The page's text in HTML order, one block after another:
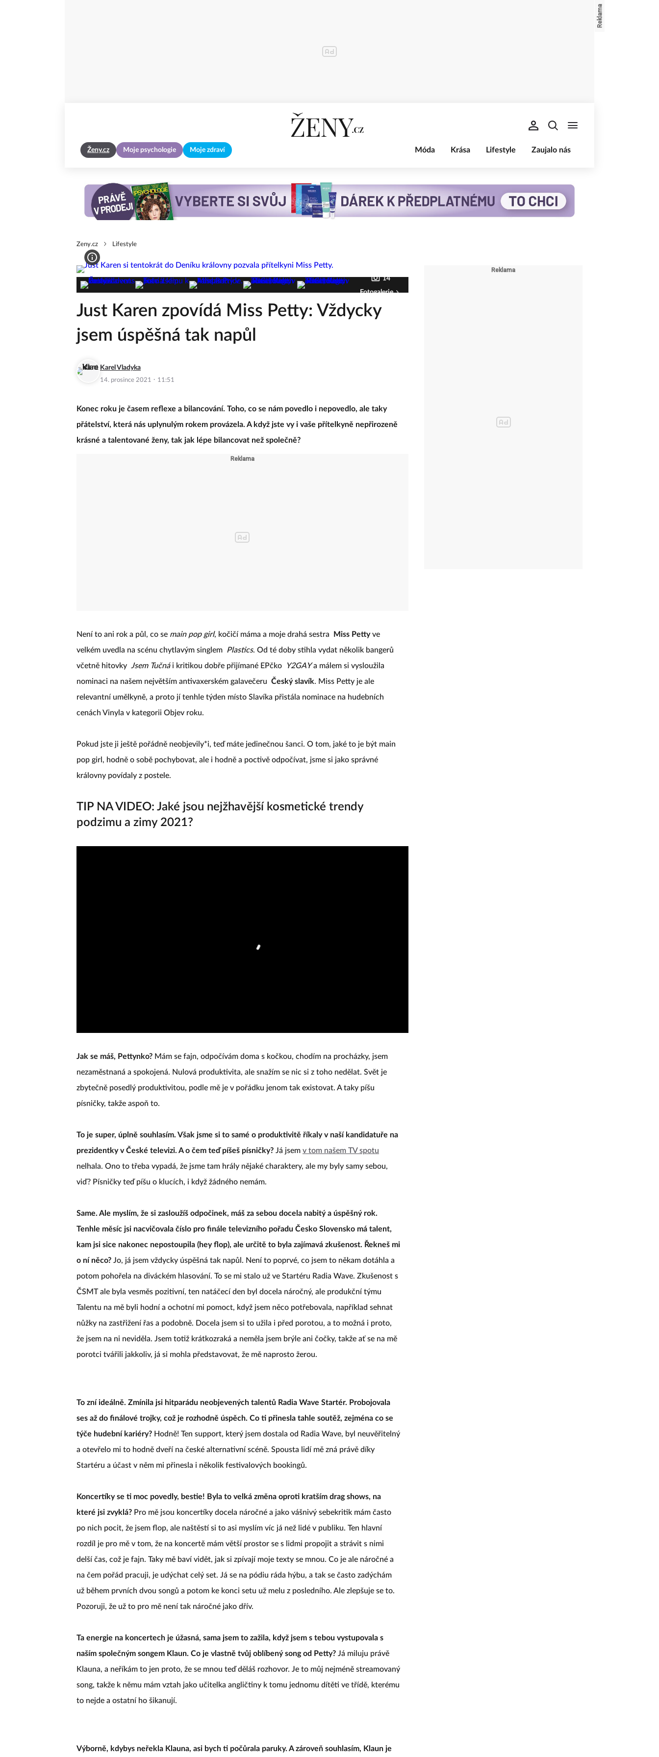
Ženy.cz Moje psychologie Moje zdraví Móda Krása Lifestyle Zaujalo nás
Zeny.cz Lifestyle
14
Fotogalerie
Just Karen zpovídá Miss Petty: Vždycky
jsem úspěšná tak napůl
Karel Vladyka
14. prosince 2021 · 11:51
Konec roku je časem reflexe a bilancování. Toho, co se nám povedlo i nepovedlo, ale taky
přátelství, která nás uplynulým rokem provázela. A když jste vy i vaše přítelkyně nepřirozeně
krásné a talentované ženy, tak jak lépe bilancovat než společně?
Není to ani rok a půl, co se main pop girl, kočičí máma a moje drahá sestra Miss Pettyve
velkém uvedla na scénu chytlavým singlem Plastics. Od té doby stihla vydat několik bangerů
včetně hitovky Jsem Tučná i kritikou dobře přijímané EPčko Y2GAYa málem si vysloužila
nominaci na našem největším antivaxerském galavečeru Český slavík. Miss Petty je ale
relevantní umělkyně, a proto jí tenhle týden místo Slavíka přistála nominace na hudebních
cenách Vinyla v kategorii Objev roku.
Pokud jste ji ještě pořádně neobjevily­*i, teď máte jedinečnou šanci. O tom, jaké to je být main
pop girl, hodně o sobě pochybovat, ale i hodně a poctivě odpočívat, jsme si jako správné
královny povídaly z postele.
TIP NA VIDEO: Jaké jsou nejžhavější kosmetické trendy
podzimu a zimy 2021?
Jak se máš, Pettynko? Mám se fajn, odpočívám doma s kočkou, chodím na procházky, jsem
nezaměstnaná a spokojená. Nulová produktivita, ale snažím se nic si z toho nedělat. Svět je
zbytečně posedlý produktivitou, podle mě je v pořádku jenom tak existovat. A taky píšu
písničky, takže aspoň to.
To je super, úplně souhlasím. Však jsme si to samé o produktivitě říkaly v naší kandidatuře na
prezidentky v České televizi. A o čem teď píšeš písničky? Já jsem v tom našem TV spotu
nelhala. Ono to třeba vypadá, že jsme tam hrály nějaké charaktery, ale my byly samy sebou,
viď? Písničky teď píšu o klucích, i když žádného nemám.
Same. Ale myslím, že si zasloužíš odpočinek, máš za sebou docela nabitý a úspěšný rok.
Tenhle měsíc jsi nacvičovala číslo pro finále televizního pořadu Česko Slovensko má talent,
kam jsi sice nakonec nepostoupila (hey flop), ale určitě to byla zajímavá zkušenost. Řekneš mi
o ní něco? Jo, já jsem vždycky úspěšná tak napůl. Není to poprvé, co jsem to někam dotáhla a
potom pohořela na diváckém hlasování. To se mi stalo už ve Startéru Radia Wave. Zkušenost s
ČSMT ale byla vesměs pozitivní, ten natáčecí den byl docela náročný, ale produkční týmu
Talentu na mě byli hodní a ochotní mi pomoct, když jsem něco potřebovala, například sehnat
nůžky na zastřižení řas a podobně. Docela jsem si to užila i před porotou, a to možná i proto,
že jsem na ni neviděla. Jsem totiž krátkozraká a neměla jsem brýle ani čočky, takže ať se na mě
porotci tvářili jakkoliv, já si mohla představovat, že mě naprosto žerou.
To zní ideálně. Zmínila jsi hitparádu neobjevených talentů Radia Wave Startér. Probojovala
ses až do finálové trojky, což je rozhodně úspěch. Co ti přinesla tahle soutěž, zejména co se
týče hudební kariéry? Hodně! Ten support, který jsem dostala od Radia Wave, byl neuvěřitelný
a otevřelo mi to hodně dveří na české alternativní scéně. Spousta lidí mě zná právě díky
Startéru a účast v něm mi přinesla i několik festivalových bookingů.
Koncertíky se ti moc povedly, bestie! Byla to velká změna oproti kratším drag shows, na
které jsi zvyklá? Pro mě jsou koncertíky docela náročné a jako vášnivý sebekritik mám často
po nich pocit, že jsem flop, ale naštěstí si to asi myslím víc já než lidé v publiku. Ten hlavní
rozdíl je pro mě v tom, že na koncertě mám větší prostor se s lidmi propojit a strávit s nimi
delší čas, což je fajn. Taky mě baví vidět, jak si zpívají moje texty se mnou. Co je ale náročné a
na čem pořád pracuji, je udýchat celý set. Já se na pódiu ráda hýbu, a tak se často zadýchám
už během prvních dvou songů a potom ke konci setu už melu z posledního. Ale zlepšuje se to.
Pozoruji, že už to pro mě není tak náročné jako dřív.
Ta energie na koncertech je úžasná, sama jsem to zažila, když jsem s tebou vystupovala s
naším společným songem Klaun. Co je vlastně tvůj oblíbený song od Petty? Já miluju právě
Klauna, a neříkám to jen proto, že se mnou teď děláš rozhovor. Je to můj nejméně streamovaný
song, takže k němu mám vztah jako učitelka angličtiny k tomu jednomu dítěti ve třídě, kterému
to nejde a ostatní ho šikanují.
Výborně, kdybys neřekla Klauna, asi bych ti počůrala paruky. A zároveň souhlasím, Klaun je